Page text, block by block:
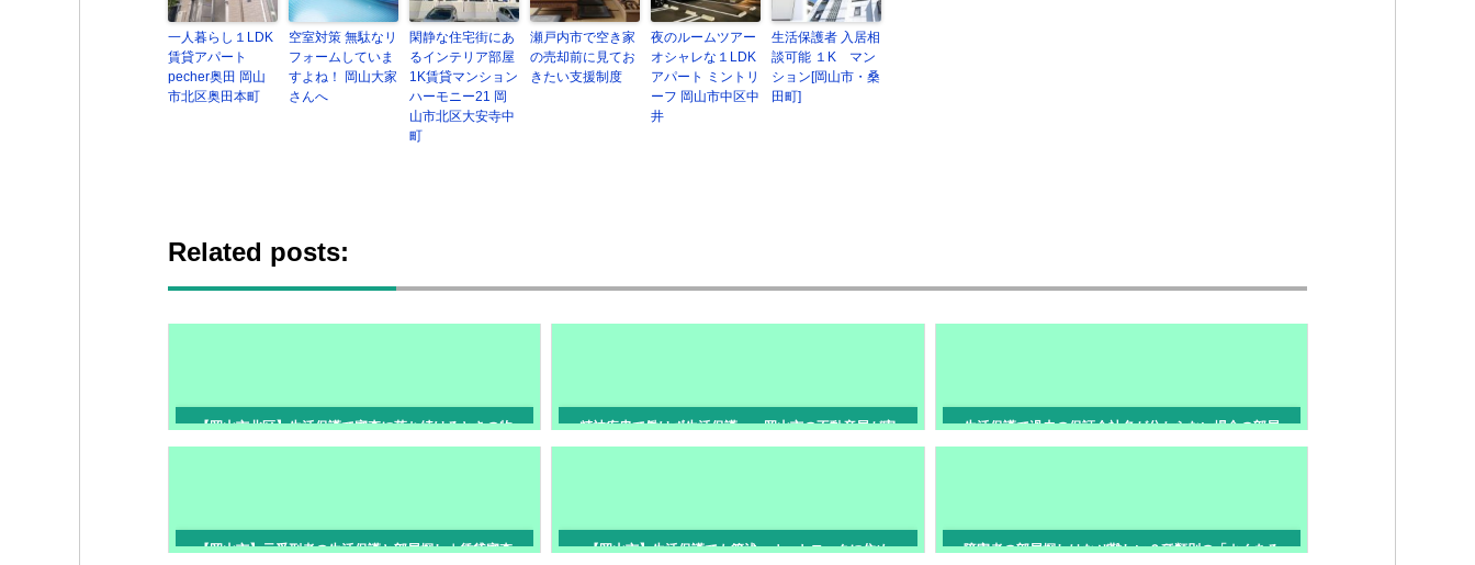
一人暮らし１LDK
賃貸アパート
pecher奥田 岡山
市北区奥田本町
空室対策 無駄なリ
フォームしていま
すよね！ 岡山大家
さんへ
閑静な住宅街にあ
るインテリア部屋
1K賃貸マンション
ハーモニー21 岡
山市北区大安寺中
町
瀬戸内市で空き家
の売却前に見てお
きたい支援制度
夜のルームツアー
オシャレな１LDK
アパート ミントリ
ーフ 岡山市中区中
井
生活保護者 入居相
談可能 １K マン
ション[岡山市・桑
田町]
Related posts:
【岡山市北区】生活保護で審査に落ち続けるときの物
件条件の見直し｜次の申込み前に確認
精神疾患で働けず生活保護へ。岡山市の不動産屋が寄
り添う安心の部屋探し
生活保護で過去の保証会社名が分からない場合の部屋
探し｜確認方法と賃貸審査対策【岡山市】
【岡山市】元受刑者の生活保護と部屋探し｜賃貸審査
【岡山市】生活保護でも築浅・オートロックに住め
障害者の部屋探しはなぜ難しい？種類別の「よくある